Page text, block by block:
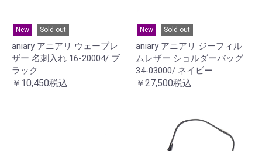
New Sold out
aniary アニアリ ウェーブレ
ザー 名刺入れ 16-20004/ ブ
ラック
￥10,450税込
New Sold out
aniary アニアリ ジーフィル
ムレザー ショルダーバッグ
34-03000/ ネイビー
￥27,500税込